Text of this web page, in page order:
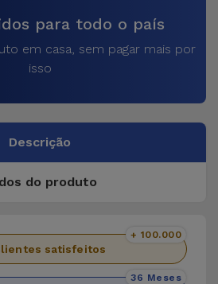
para todo o país
em casa, sem pagar mais por
isso
Descrição
do produto
satisfeitos
+ 100.000
36 Meses